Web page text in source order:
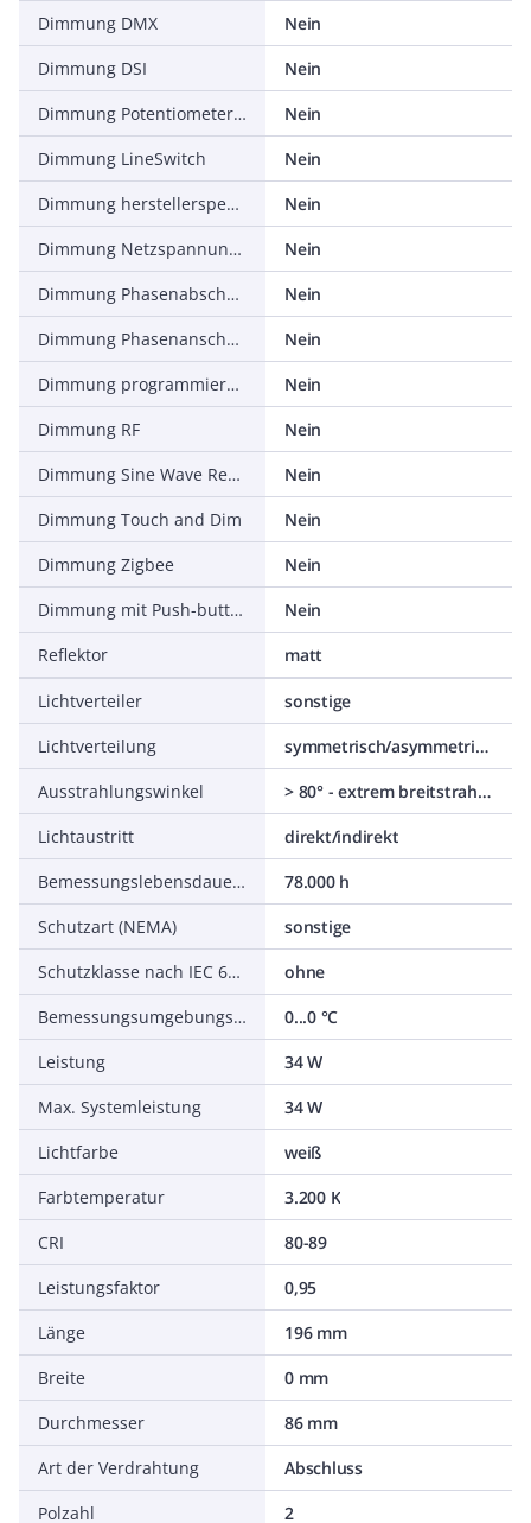
Dimmung DMX
Nein
Dimmung DSI
Nein
Dimmung Potentiometer (geräteintegriert)
Nein
Dimmung LineSwitch
Nein
Dimmung herstellerspezifisch
Nein
Dimmung Netzspannungsmodulation
Nein
Dimmung Phasenabschnitt
Nein
Dimmung Phasenanschnitt
Nein
Dimmung programmierbar
Nein
Dimmung RF
Nein
Dimmung Sine Wave Reduction
Nein
Dimmung Touch and Dim
Nein
Dimmung Zigbee
Nein
Dimmung mit Push-button
Nein
Reflektor
matt
Lichtverteiler
sonstige
Lichtverteilung
symmetrisch/asymmetrisch
Ausstrahlungswinkel
> 80° - extrem breitstrahlend
Lichtaustritt
direkt/indirekt
Bemessungslebensdauer L70/B50 bei 25 °C
78.000 h
Schutzart (NEMA)
sonstige
Schutzklasse nach IEC 61140
ohne
Bemessungsumgebungstemperatur nach IEC 62722-2-1
0...0 °C
Leistung
34 W
Max. Systemleistung
34 W
Lichtfarbe
weiß
Farbtemperatur
3.200 K
CRI
80-89
Leistungsfaktor
0,95
Länge
196 mm
Breite
0 mm
Durchmesser
86 mm
Art der Verdrahtung
Abschluss
Polzahl
2